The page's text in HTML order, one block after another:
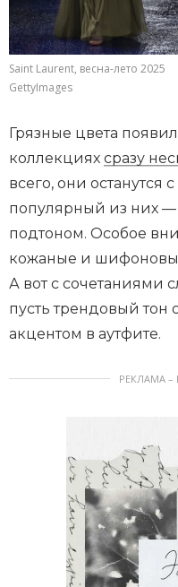
Saint Laurent, весна-лето 2025
GettyImages
Грязные цвета
коллекциях сразу
всего, они останутся
популярный из них
подтоном. Особое
кожаные и
А вот с сочетаниями
пусть трендовый тон
акцентом в аутфите.
РЕКЛАМА